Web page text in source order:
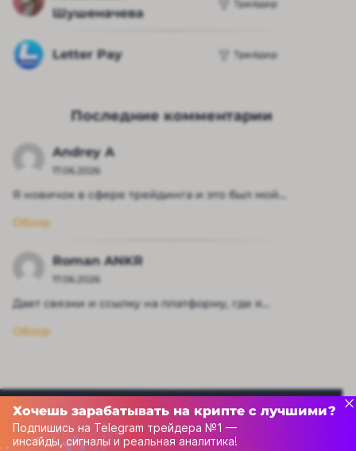
Шушеначева
Трейдер
Letter Pay Трейдер
Последние комментарии
Andrey A
17.06.2026
Я новичок в сфере трейдинга и это был мой...
Обзор
Roman ANKR
17.06.2026
Дает связки и ссылку на платформу, где я...
Обзор
Хочешь зарабатывать на крипте с лучшими?
Подпишись на Telegram трейдера №1 —
инсайды, сигналы и реальная аналитика!